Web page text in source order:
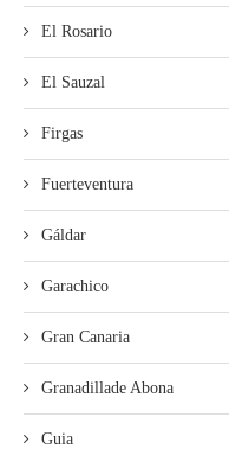
El Rosario
El Sauzal
Firgas
Fuerteventura
Gáldar
Garachico
Gran Canaria
Granadillade Abona
Guia